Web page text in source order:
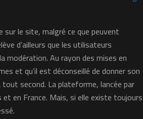
sur le site, malgré ce que peuvent
d’ailleurs que les utilisateurs
modération. Au rayon des mises en
et qu’il est déconseillé de donner son
second. La plateforme, lancée par
en France. Mais, si elle existe toujours